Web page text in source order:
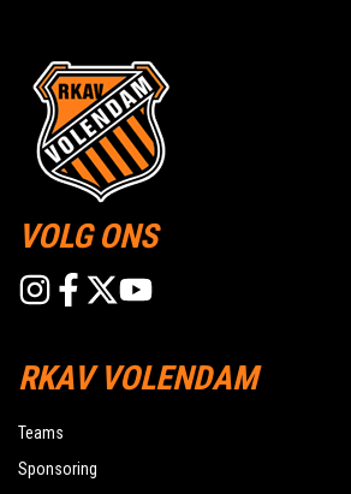
VOLG ONS
RKAV VOLENDAM
Teams
Sponsoring